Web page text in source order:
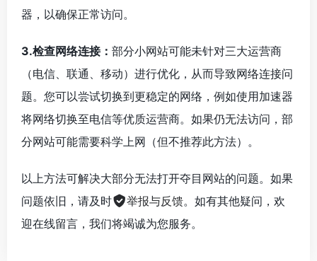
器，以确保正常访问。
3.检查网络连接： 部分小网站可能未针对三大运营商
（电信、联通、移动）进行优化，从而导致网络连接问
题。您可以尝试切换到更稳定的网络，例如使用加速器
将网络切换至电信等优质运营商。如果仍无法访问，部
分网站可能需要科学上网（但不推荐此方法）。
以上方法可解决大部分无法打开夺目网站的问题。如果
问题依旧，请及时
举报与反馈。如有其他疑问，欢
迎在线留言，我们将竭诚为您服务。